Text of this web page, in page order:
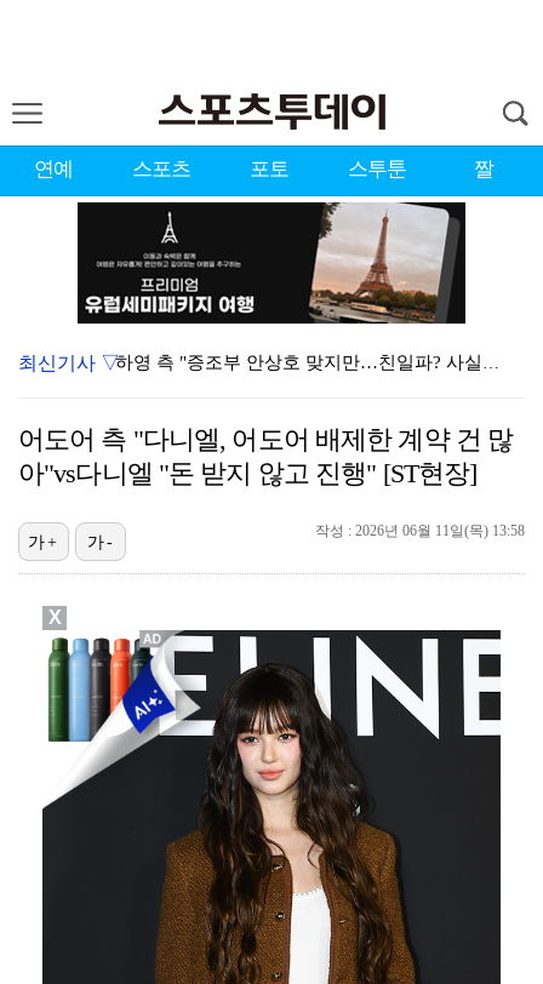
연예 스포츠 포토 스투툰 짤
하영 측 "증조부 안상호 맞지만…친일파? 사실무근" […
"블랙핑크 데뷔 10주년 행사로 국중박 입장 통제"…문…
'친일 의혹' 하영 증조부 안상호, 고종 독살 의혹까지…
권영찬, 김수현 관련 허위사실 유포 혐의로 검찰行
기록적인 폭염에 멈췄던 KBO, 11일부터 순위 경쟁 …
"주말부부 힘든데…변호사 남편, 덕질이 우선순위" 오초…
최신기사 ▽
어도어 측 "다니엘, 어도어 배제한 계약 건 많
아"vs다니엘 "돈 받지 않고 진행" [ST현장]
작성 : 2026년 06월 11일(목) 13:58
가+ 가-
X